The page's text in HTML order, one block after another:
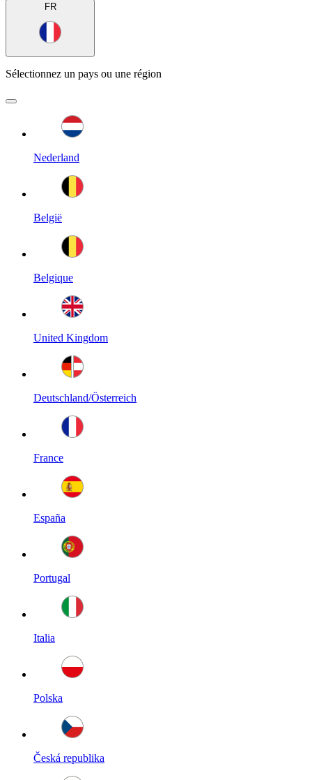
FR
Sélectionnez un pays ou une région
Nederland
België
Belgique
United Kingdom
Deutschland/Österreich
France
España
Portugal
Italia
Polska
Česká republika